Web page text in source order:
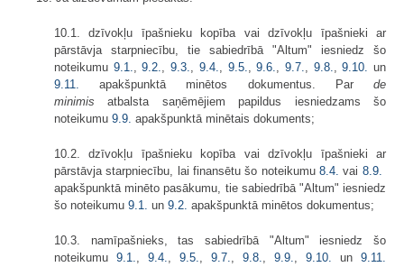
10.1. dzīvokļu īpašnieku kopība vai dzīvokļu īpašnieki ar
pārstāvja starpniecību, tie sabiedrībā "Altum" iesniedz šo
noteikumu 9.1. ,9.2. ​​​​​,9.3. 9.4. 9.5. ,9.6. 9.7. 9.8. ​​​​​​​,9.10.
​​​​​​​ un
9.11.
apakšpunktā minētos dokumentus. Par de
minimis atbalsta saņēmējiem papildus iesniedzams šo
noteikumu 9.9. ​​​​​​​apakšpunktā minētais dokuments;
10.2. dzīvokļu īpašnieku kopība vai dzīvokļu īpašnieki ar
pārstāvja starpniecību, lai finansētu šo noteikumu 8.4. vai 8.9.
apakšpunktā minēto pasākumu, tie sabiedrībā "Altum" iesniedz
šo noteikumu 9.1. ​​​​​​​un 9.2. apakšpunktā minētos dokumentus;
10.3. namīpašnieks, tas sabiedrībā "Altum" iesniedz šo
noteikumu 9.1. 9.4. 9.5. 9.7. 9.8. 9.9. 9.10. ​​​​​​​un 9.11.